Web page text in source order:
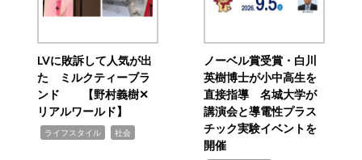
LVに敗訴して人気が出
た ミルクティーブラ
ンド 【野村義樹✕
リアルワールド】
ライフスタイル 社会
ノーベル賞受賞・白川
英樹博士が小中高生を
直接指導 名城大学が
講演会と導電性プラス
チック実験イベントを
開催